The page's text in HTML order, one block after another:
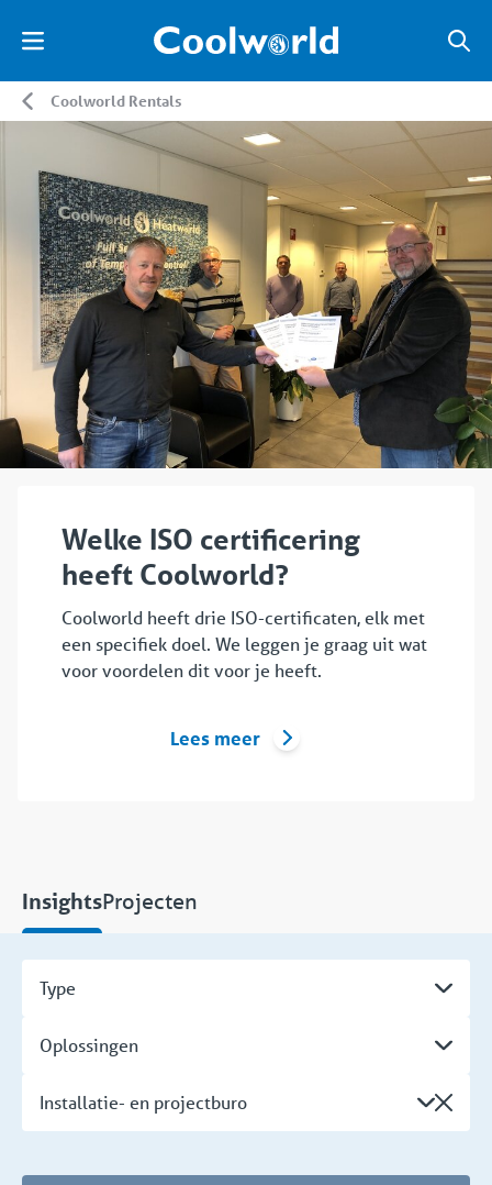
Coolworld Rentals
Welke ISO certificering
heeft Coolworld?
Coolworld heeft drie ISO-certificaten, elk met
een specifiek doel. We leggen je graag uit wat
voor voordelen dit voor je heeft.
Lees meer
InsightsProjecten
Type
Oplossingen
Installatie- en projectburo